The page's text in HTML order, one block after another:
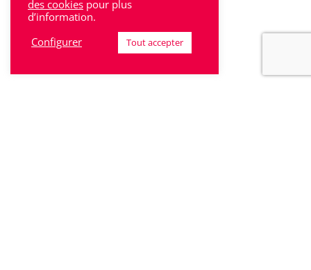
Villeneuve-Sur-Lot
des cookies pour plus
d’information.
Configurer
Tout accepter